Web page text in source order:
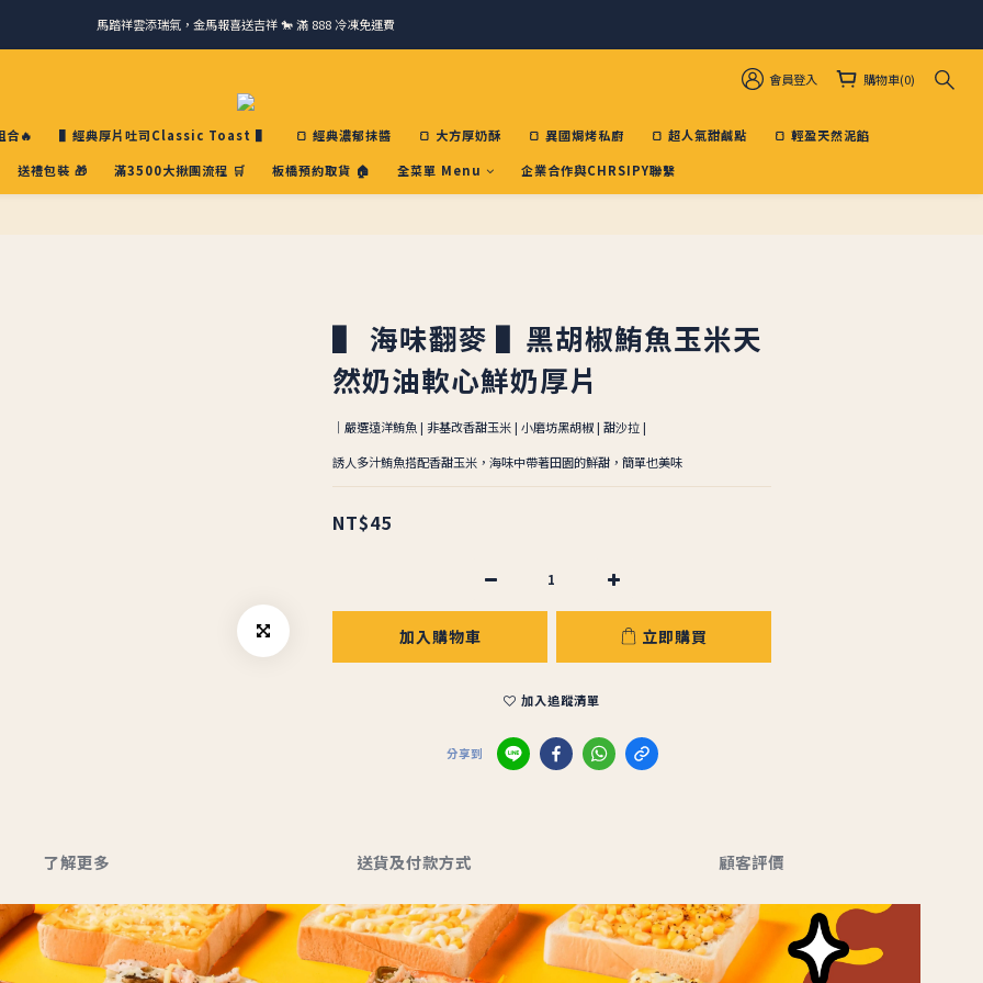
請跟我們一起旅行! 加入官方LINE領取50元優惠卷 🎁
馬踏祥雲添瑞氣，金馬報喜送吉祥 🐎 滿 888 冷凍免運費
會員登入 購物車(0)
合🔥 ▌經典厚片吐司Classic Toast ▌ 🍞 經典濃郁抹醬 🍞 大方厚奶酥 🍞 異國焗烤私廚 🍞 超人氣甜鹹點
🍞 輕盈天然泥餡
送禮包裝 🎁
滿3500大揪團流程 🛒 板橋預約取貨 🏠 全菜單 Menu 企業合作與CHRSIPY聯繫
▌ 海味翻麥 ▌黑胡椒鮪魚玉米天
然奶油軟心鮮奶厚片
｜嚴選遠洋鮪魚 | 非基改香甜玉米 | 小磨坊黑胡椒 | 甜沙拉 |
誘人多汁鮪魚搭配香甜玉米，海味中帶著田園的鮮甜，簡單也美味
NT$45
加入購物車 立即購買
加入追蹤清單
分享到
了解更多 送貨及付款方式 顧客評價